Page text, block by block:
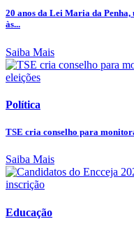
20 anos da Lei Maria da
às...
Saiba Mais
Política
TSE cria conselho para
Saiba Mais
Educação